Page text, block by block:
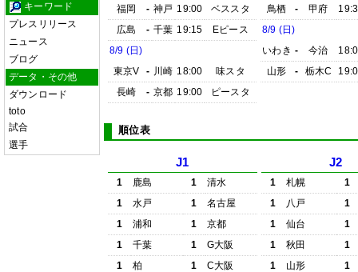
キーワード
プレスリリース
ニュース
ブログ
データ・その他
ダウンロード
toto
試合
選手
福岡
- 神戸 19:00
ベススタ
広島
- 千葉 19:15
Eピース
8/9 (日)
東京V
- 川崎 18:00
味スタ
長崎
- 京都 19:00 ピースタ
鳥栖
- 甲府
8/9 (日)
いわき - 今治
山形
- 栃木C
順位表
J1
1 鹿島 1
清水
1
水戸 1
名古屋
1
浦和 1
京都
1
千葉 1
G大阪
1
柏 1
C大阪
J2
1 札幌
1
1
八戸
1
1
仙台
1
1
秋田
1
1
山形
1